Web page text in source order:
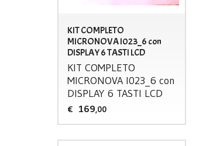
KIT COMPLETO
MICRONOVA I023_6 con
DISPLAY 6 TASTI LCD
KIT COMPLETO
MICRONOVA I023_6 con
DISPLAY 6 TASTI LCD
€ 169,00